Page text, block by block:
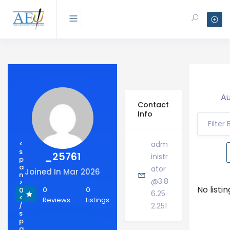
_25761
Joined In Mar 2026
<
s
p
a
n
>
0
<
/
s
p
0
Reviews
0
Listings
Contact
Info
adm
inistr
ator
@3.8
6.25
2.251
Filter
No